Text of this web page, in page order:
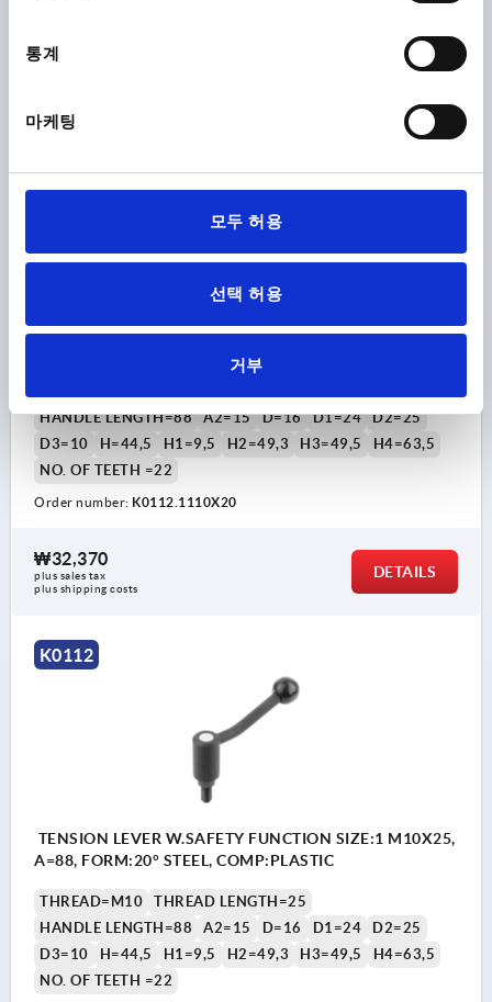
통계
마케팅
모두 허용
선택 허용
거부
₩33,530
plus sales tax
DETAILS
TENSION LEVER W.SAFETY FUNCTION SIZE:1 M10X20,
HANDLE LENGTH=88
A2=15 D=16 D1=24
D2=25
D3=10
H=44,5 H1=9,5 H2=49,3 H3=49,5
H4=63,5
NO. OF TEETH =22
Order number: K0112.1110X20
₩32,370
plus sales tax
plus shipping costs
DETAILS
K0112
TENSION LEVER W.SAFETY FUNCTION SIZE:1 M10X25,
A=88, FORM:20° STEEL, COMP:PLASTIC
THREAD=M10
THREAD LENGTH=25
HANDLE LENGTH=88
A2=15 D=16 D1=24
D2=25
D3=10
H=44,5 H1=9,5 H2=49,3 H3=49,5
H4=63,5
NO. OF TEETH =22